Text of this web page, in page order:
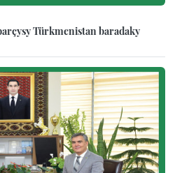
Türkmenistan baradaky